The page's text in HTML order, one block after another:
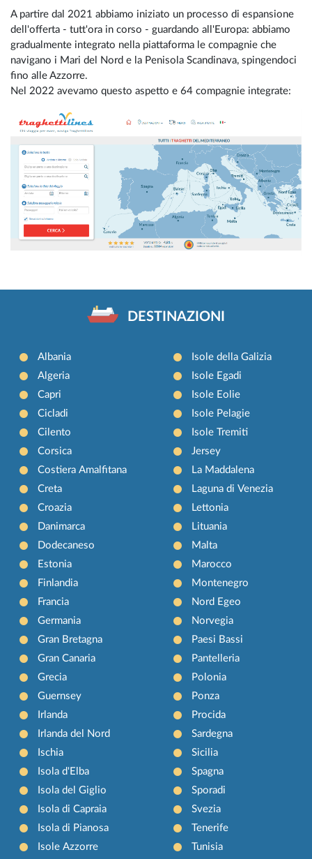
A partire dal 2021 abbiamo iniziato un processo di espansione
dell'offerta - tutt'ora in corso - guardando all'Europa: abbiamo
gradualmente integrato nella piattaforma le compagnie che
navigano i Mari del Nord e la Penisola Scandinava, spingendoci
fino alle Azzorre.
Nel 2022 avevamo questo aspetto e 64 compagnie integrate:
DESTINAZIONI
Albania
Algeria
Capri
Cicladi
Cilento
Corsica
Costiera Amalfitana
Creta
Croazia
Danimarca
Dodecaneso
Estonia
Finlandia
Francia
Germania
Gran Bretagna
Gran Canaria
Grecia
Guernsey
Irlanda
Irlanda del Nord
Ischia
Isola d'Elba
Isola del Giglio
Isola di Capraia
Isola di Pianosa
Isole Azzorre
Isole della Galizia
Isole Egadi
Isole Eolie
Isole Pelagie
Isole Tremiti
Jersey
La Maddalena
Laguna di Venezia
Lettonia
Lituania
Malta
Marocco
Montenegro
Nord Egeo
Norvegia
Paesi Bassi
Pantelleria
Polonia
Ponza
Procida
Sardegna
Sicilia
Spagna
Sporadi
Svezia
Tenerife
Tunisia